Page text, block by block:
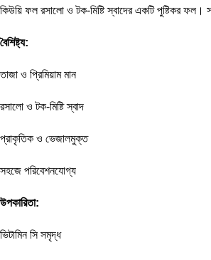
কিউয়ি ফল রসালো ও টক-মিষ্টি স্বাদের একটি পুষ্টিকর
বৈশিষ্ট্য:
তাজা ও প্রিমিয়াম মান
রসালো ও টক-মিষ্টি স্বাদ
প্রাকৃতিক ও ভেজালমুক্ত
সহজে পরিবেশনযোগ্য
উপকারিতা:
ভিটামিন সি সমৃদ্ধ